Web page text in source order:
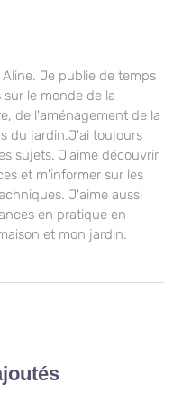
Je publie de temps
le monde de la
de l'aménagement de la
du jardin.J'ai toujours
sujets. J'aime découvrir
et m'informer sur les
J'aime aussi
en pratique en
et mon jardin.